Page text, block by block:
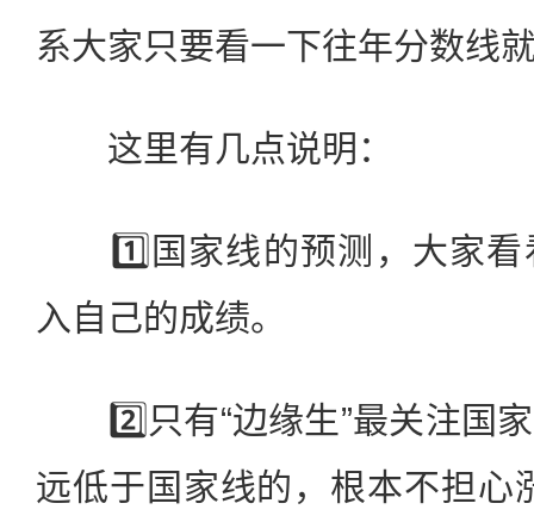
系大家只要看一下往年分数线
这里有几点说明：
1️⃣国家线的预测，大家看
入自己的成绩。
2️⃣只有“边缘生”最关注国家
远低于国家线的，根本不担心